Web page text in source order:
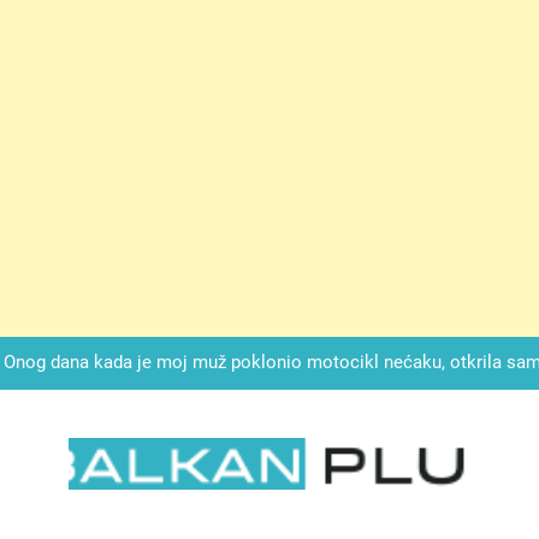
Onog dana kada je moj muž poklonio motocikl nećaku, otkrila
SAM ČAŠU: BIO JE SIN ŽENE ZA KOJU SU
mi je svekrva čupala infuziju i šaptala da umrem kako bi se
nije znala da je ispod zavoja ostao gumb koji je snimao svaku